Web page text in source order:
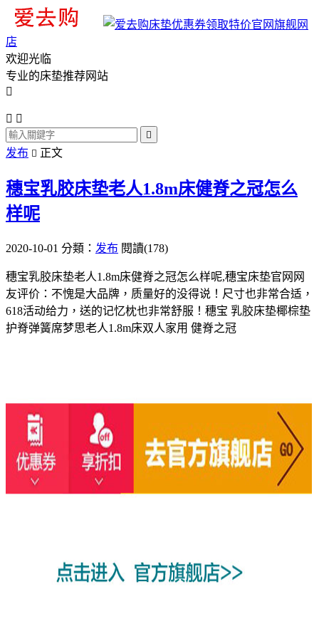
旗舰网
店
欢迎光临
专业的床垫推荐网站

 

发布  正文
穗宝乳胶床垫老人1.8m床健脊之冠怎么
样呢
2020-10-01 分類： 发布 閱讀(178)
穗宝乳胶床垫老人1.8m床健脊之冠怎么样呢,穗宝床垫官网网
友评价：不愧是大品牌，质量好的没得说！尺寸也非常合适，
618活动给力，送的记忆枕也非常舒服！穗宝 乳胶床垫椰棕垫
护脊弹簧席梦思老人1.8m床双人家用 健脊之冠